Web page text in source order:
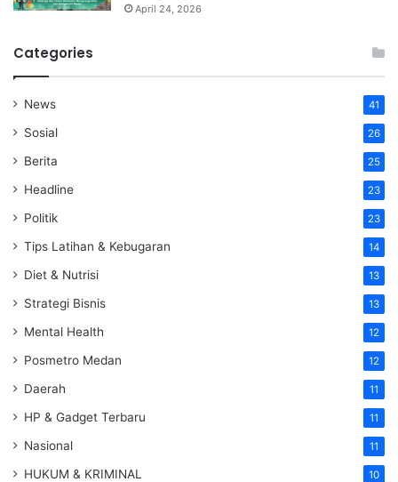
April 24, 2026
Categories
News 41
Sosial 26
Berita 25
Headline 23
Politik 23
Tips Latihan & Kebugaran 14
Diet & Nutrisi 13
Strategi Bisnis 13
Mental Health 12
Posmetro Medan 12
Daerah 11
HP & Gadget Terbaru 11
Nasional 11
HUKUM & KRIMINAL 10